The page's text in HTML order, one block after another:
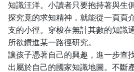
知識汪洋。小讀者只要抱持著與生
探究竟的求知精神，就能從一頁頁
支的小徑。穿梭在無計其數的知識
所欲鑽進某一路徑研究。
讓孩子憑著自己的興趣，進一步查
出屬於自己的國家知識地圖。不斷